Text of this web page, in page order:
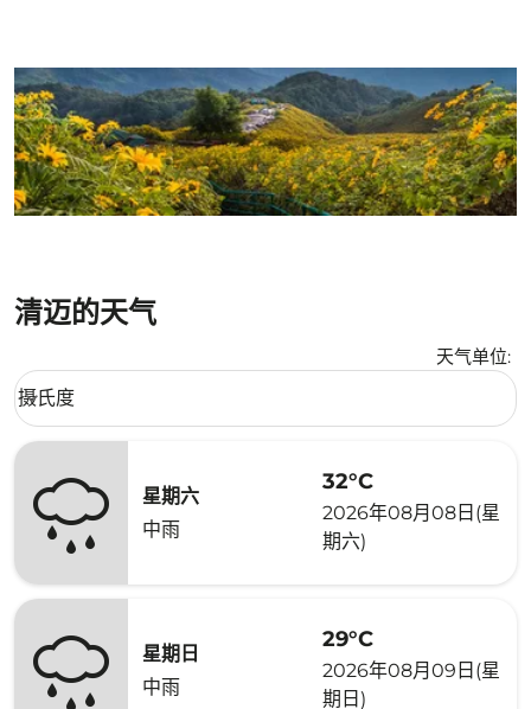
清迈的天气
天气单位:
Weather unit option 摄氏度 Selected
摄氏度
keyboard_arrow_down
星期六
中雨
32°C
2026年08月08日(星
期六)
星期日
中雨
29°C
2026年08月09日(星
期日)